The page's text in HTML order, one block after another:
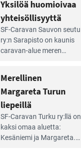
käyttöön­sä osan kunnan
viiden hehtaarin
virkistysalueesta.
Yksilöä huomioivaa
yhteisöllisyyttä
SF-Caravan Sauvon seutu
ry:n Sarapisto on kaunis
caravan-alue meren
on 130 sähköllä
varustettua caravan-paik­
kaa sekä kymmenen
paikkaa ilman sähköä.
Merellinen
Margareta Turun
liepeillä
SF-Caravan Turku ry:llä on
kaksi omaa aluet­ta:
Kesäniemi ja Margareta.